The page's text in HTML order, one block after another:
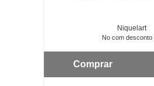
Niquelart
No com desconto
Comprar